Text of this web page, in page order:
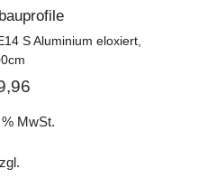
S Aluminium eloxiert,
MwSt.